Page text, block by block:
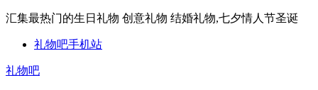
汇集最热门的生日礼物 创意礼物 结婚礼物,七夕情人节圣诞
礼物吧手机站
礼物吧